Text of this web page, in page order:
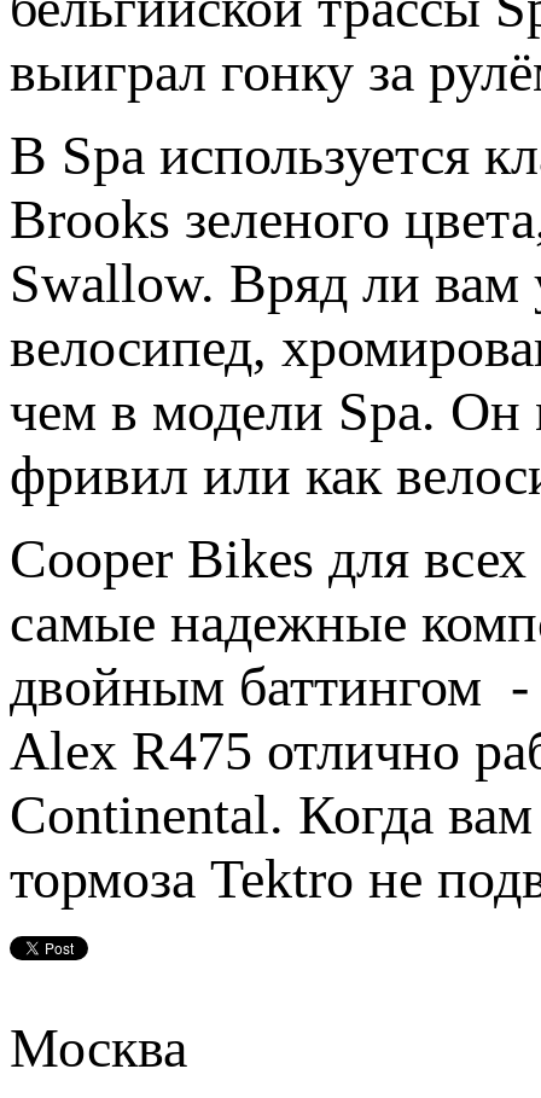
выиграл гонку за
В Spa используется
Brooks зеленого
Swallow. Вряд ли вам
велосипед,
чем в модели Spa. Он
фривил или как
Cooper Bikes для всех
самые надежные
двойным баттингом -
Alex R475 отлично
Continental. Когда
тормоза Tektro не
Москва